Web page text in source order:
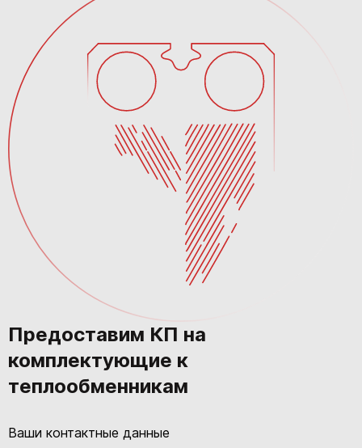
Предоставим КП на
комплектующие к
теплообменникам
Ваши контактные данные